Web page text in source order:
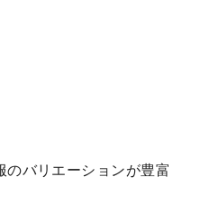
バリエーションが豊富